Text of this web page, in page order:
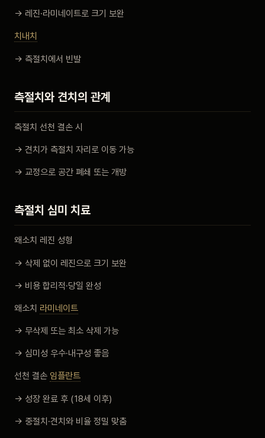
→ 레진·라미네이트로 크기 보완
치내치
→ 측절치에서 빈발
측절치와 견치의 관계
측절치 선천 결손 시
→ 견치가 측절치 자리로 이동 가능
→ 교정으로 공간 폐쇄 또는 개방
측절치 심미 치료
왜소치 레진 성형
→ 삭제 없이 레진으로 크기 보완
→ 비용 합리적·당일 완성
왜소치 라미네이트
→ 무삭제 또는 최소 삭제 가능
→ 심미성 우수·내구성 좋음
선천 결손 임플란트
→ 성장 완료 후 (18세 이후)
→ 중절치·견치와 비율 정밀 맞춤